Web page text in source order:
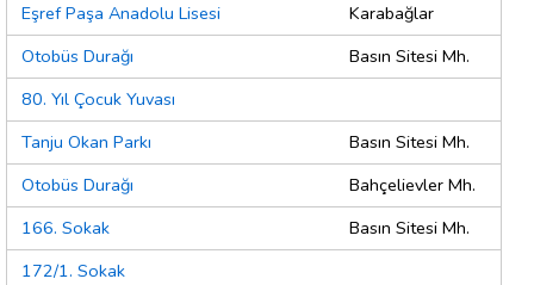
Eşref Paşa Anadolu Lisesi
Karabağlar
Otobüs Durağı
Basın Sitesi Mh.
80. Yıl Çocuk Yuvası
Tanju Okan Parkı
Basın Sitesi Mh.
Otobüs Durağı
Bahçelievler Mh.
166. Sokak
Basın Sitesi Mh.
172/1. Sokak